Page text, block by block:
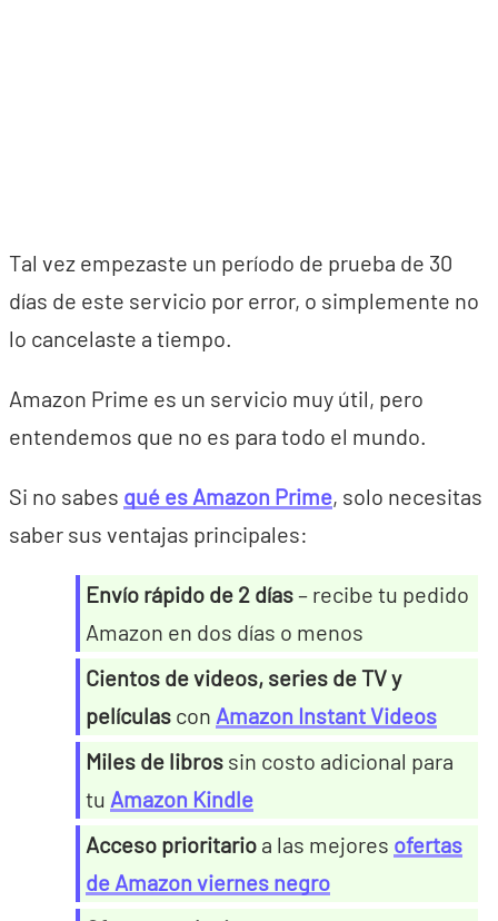
Tal vez empezaste un período de prueba de 30
días de este servicio por error, o simplemente no
lo cancelaste a tiempo.
Amazon Prime es un servicio muy útil, pero
entendemos que no es para todo el mundo.
Si no sabes qué es Amazon Prime, solo necesitas
saber sus ventajas principales:
Envío rápido de 2 días– recibe tu pedido
Amazon en dos días o menos
Cientos de videos, series de TV y
películas con Amazon Instant Videos
Miles de libros sin costo adicional para
tu Amazon Kindle
Acceso prioritario a las mejores ofertas
de Amazon viernes negro